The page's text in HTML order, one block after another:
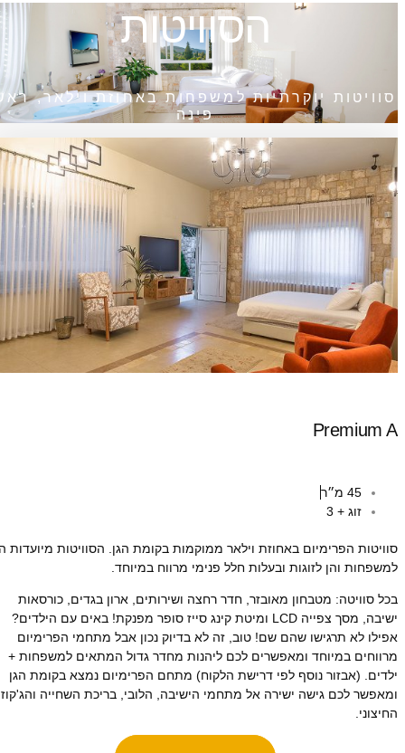
הסוויטות
סוויטות יוקרתיות למשפחות באחוזת וילאר, ראש
פינה
Premium A
45 מ״ר
זוג + 3
סוויטות הפרימיום באחוזת וילאר ממוקמות בקומת הגן. הסוויטות מיועדות הן
למשפחות והן לזוגות ובעלות חלל פנימי מרווח במיוחד.
בכל סוויטה: מטבחון מאובזר, חדר רחצה ושירותים, ארון בגדים, כורסאות
ישיבה, מסך צפייה LCD ומיטת קינג סייז סופר מפנקת! באים עם הילדים?
אפילו לא תרגישו שהם שם! טוב, זה לא בדיוק נכון אבל מתחמי הפרימיום
מרווחים במיוחד ומאפשרים לכם ליהנות מחדר גדול המתאים למשפחות +
ילדים. (אבזור נוסף לפי דרישת הלקוח) מתחם הפרימיום נמצא בקומת הגן
ומאפשר לכם גישה ישירה אל מתחמי הישיבה, הלובי, בריכת השחייה והג'קוזי
החיצוני.